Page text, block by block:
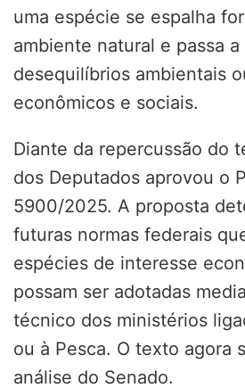
uma espécie se espalha
ambiente natural e passa
desequilíbrios ambientais
econômicos e sociais.
Diante da repercussão do
dos Deputados aprovou o
5900/2025. A proposta
futuras normas federais
espécies de interesse
possam ser adotadas
técnico dos ministérios
ou à Pesca. O texto agora
análise do Senado.